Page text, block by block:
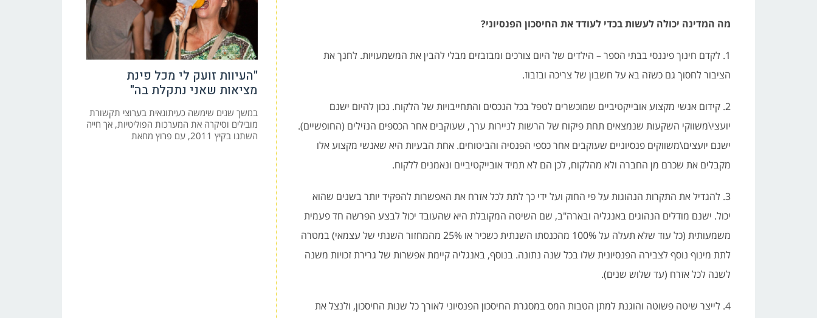
מה המדינה יכולה לעשות בכדי לעודד את החיסכון הפנסיוני?
1. לקדם חינוך פיננסי בבתי הספר – הילדים של היום צורכים ומבזבזים מבלי להבין את המשמעויות. לחנך את
הציבור לחסוך גם כשזה בא על חשבון של צריכה ובזבוז.
2. קידום אנשי מקצוע אובייקטיביים שמוכשרים לטפל בכל הנכסים והתחייבויות של הלקוח. נכון להיום ישנם
יועצי\משווקי השקעות שנמצאים תחת פיקוח של הרשות לניירות ערך, שעוקבים אחר הכספים הנזילים (החופשיים).
ישנם יועצים\משווקים פנסיוניים שעוקבים אחר כספי הפנסיה והביטוחים. אחת הבעיות היא שאנשי מקצוע אלו
מקבלים את שכרם מן החברה ולא מהלקוח, לכן הם לא תמיד אובייקטיביים ונאמנים ללקוח.
3. להגדיל את התקרות הנהוגות על פי החוק ועל ידי כך לתת לכל אזרח את האפשרות להפקיד יותר בשנים שהוא
יכול. ישנם מודלים הנהוגים באנגליה ובארה"ב, שם השיטה המקובלת היא שהעובד יכול לבצע הפרשה חד פעמית
משמעותית (כל עוד שלא תעלה על 100% מהכנסתו השנתית כשכיר או 25% מהמחזור השנתי של עצמאי) במטרה
לתת מינוף נוסף לצבירה הפנסיונית שלו בכל שנה נתונה. בנוסף, באנגליה קיימת אפשרות של גרירת זכויות משנה
לשנה לכל אזרח (עד שלוש שנים).
4. לייצר שיטה פשוטה והוגנת למתן הטבות המס במסגרת החיסכון הפנסיוני לאורך כל שנות החיסכון, ולנצל את
"העיוות זועק לי מכל פינת
מציאות שאני נתקלת בה"
במשך שנים שימשה כעיתונאית בערוצי תקשורת
מובילים וסיקרה את המערכות הפוליטיות, אך חייה
השתנו בקיץ 2011, עם פרוץ מחאת